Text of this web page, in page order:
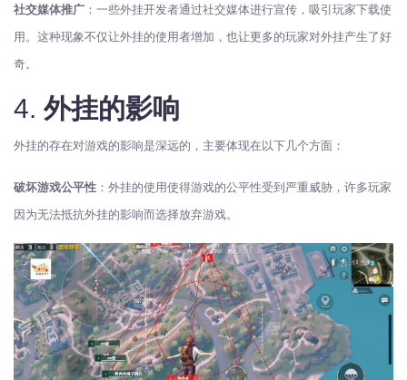
社交媒体推广 ：一些外挂开发者通过社交媒体进行宣传，吸引玩家下载使
用。这种现象不仅让外挂的使用者增加，也让更多的玩家对外挂产生了好
奇。
4. 外挂的影响
外挂的存在对游戏的影响是深远的，主要体现在以下几个方面：
破坏游戏公平性 ：外挂的使用使得游戏的公平性受到严重威胁，许多玩家
因为无法抵抗外挂的影响而选择放弃游戏。